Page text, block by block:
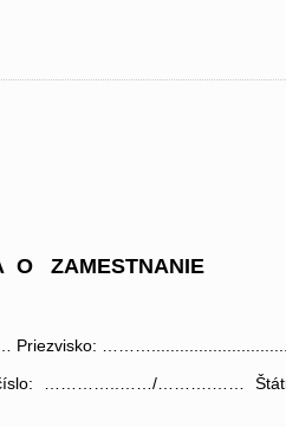
O ZAMESTNANIE
…………..……/……….……